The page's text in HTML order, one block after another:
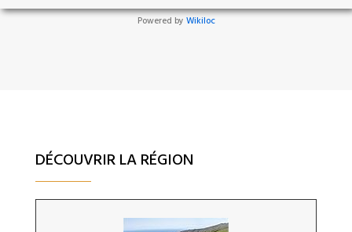
Powered by Wikiloc
DÉCOUVRIR LA RÉGION